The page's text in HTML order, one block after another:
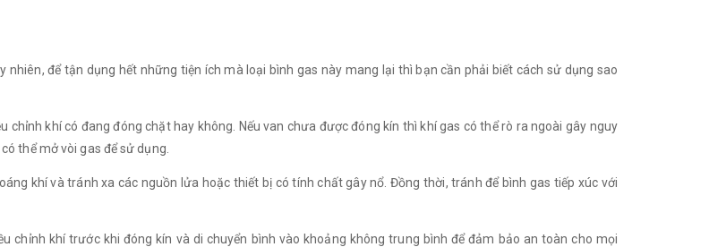
nhiên, để tận dụng hết những tiện ích mà loại bình gas này mang lại thì bạn cần phải biết cách sử dụng sao
khí có đang đóng chặt hay không. Nếu van chưa được đóng kín thì khí gas có thể rò ra ngoài gây nguy
thể mở vòi gas để sử dụng.
khí và tránh xa các nguồn lửa hoặc thiết bị có tính chất gây nổ. Đồng thời, tránh để bình gas tiếp xúc với
chỉnh khí trước khi đóng kín và di chuyển bình vào khoảng không trung bình để đảm bảo an toàn cho mọi